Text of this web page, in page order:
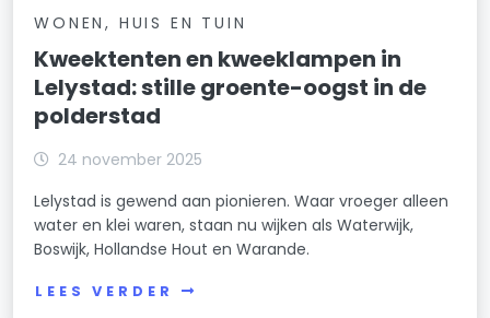
WONEN, HUIS EN TUIN
Kweektenten en kweeklampen in
Lelystad: stille groente-oogst in de
polderstad
24 november 2025
Lelystad is gewend aan pionieren. Waar vroeger alleen
water en klei waren, staan nu wijken als Waterwijk,
Boswijk, Hollandse Hout en Warande.
LEES VERDER